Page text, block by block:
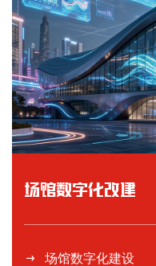
场馆数字化改建
场馆数字化建设